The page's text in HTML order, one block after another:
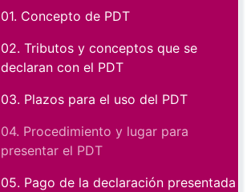
01. Concepto de PDT
02. Tributos y conceptos que se
declaran con el PDT
03. Plazos para el uso del PDT
04. Procedimiento y lugar para
presentar el PDT
05. Pago de la declaración presentada